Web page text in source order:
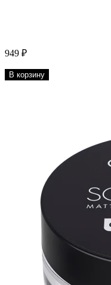
949 ₽
В корзину